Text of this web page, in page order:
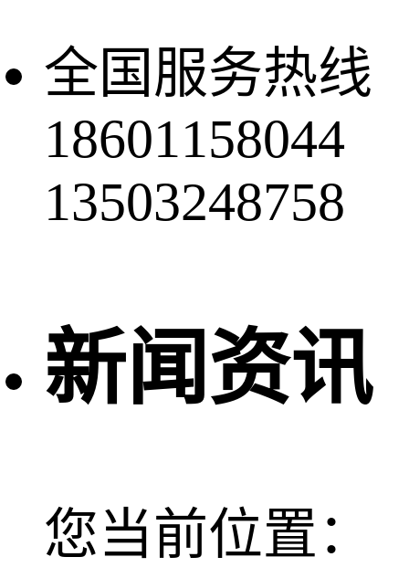
全国服务热线
18601158044
13503248758
新闻资讯
您当前位置：